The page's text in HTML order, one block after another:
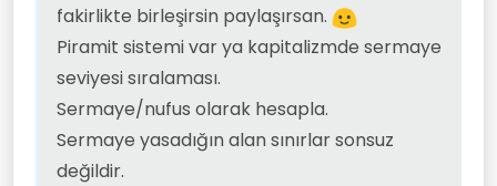
fakirlikte birleşirsin paylaşırsan.
Piramit sistemi var ya kapitalizmde sermaye
seviyesi sıralaması.
Sermaye/nufus olarak hesapla.
Sermaye yasadığın alan sınırlar sonsuz
değildir.